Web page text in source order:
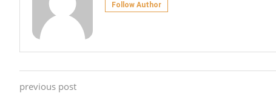
Follow Author
previous post